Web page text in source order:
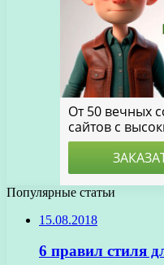
Популярные статьи
15.08.2018
6 правил стиля